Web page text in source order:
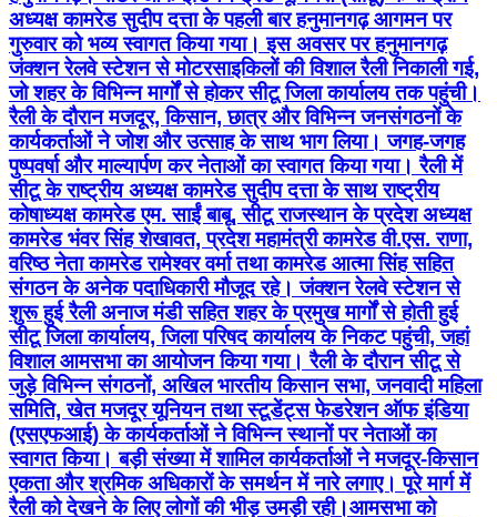
अध्यक्ष कामरेड सुदीप दत्ता के पहली बार हनुमानगढ़ आगमन पर
गुरुवार को भव्य स्वागत किया गया। इस अवसर पर हनुमानगढ़
जंक्शन रेलवे स्टेशन से मोटरसाइकिलों की विशाल रैली निकाली गई,
जो शहर के विभिन्न मार्गों से होकर सीटू जिला कार्यालय तक पहुंची।
रैली के दौरान मजदूर, किसान, छात्र और विभिन्न जनसंगठनों के
कार्यकर्ताओं ने जोश और उत्साह के साथ भाग लिया। जगह-जगह
पुष्पवर्षा और माल्यार्पण कर नेताओं का स्वागत किया गया। रैली में
सीटू के राष्ट्रीय अध्यक्ष कामरेड सुदीप दत्ता के साथ राष्ट्रीय
कोषाध्यक्ष कामरेड एम. साईं बाबू, सीटू राजस्थान के प्रदेश अध्यक्ष
कामरेड भंवर सिंह शेखावत, प्रदेश महामंत्री कामरेड वी.एस. राणा,
वरिष्ठ नेता कामरेड रामेश्वर वर्मा तथा कामरेड आत्मा सिंह सहित
संगठन के अनेक पदाधिकारी मौजूद रहे। जंक्शन रेलवे स्टेशन से
शुरू हुई रैली अनाज मंडी सहित शहर के प्रमुख मार्गों से होती हुई
सीटू जिला कार्यालय, जिला परिषद कार्यालय के निकट पहुंची, जहां
विशाल आमसभा का आयोजन किया गया। रैली के दौरान सीटू से
जुड़े विभिन्न संगठनों, अखिल भारतीय किसान सभा, जनवादी महिला
समिति, खेत मजदूर यूनियन तथा स्टूडेंट्स फेडरेशन ऑफ इंडिया
(एसएफआई) के कार्यकर्ताओं ने विभिन्न स्थानों पर नेताओं का
स्वागत किया। बड़ी संख्या में शामिल कार्यकर्ताओं ने मजदूर-किसान
एकता और श्रमिक अधिकारों के समर्थन में नारे लगाए। पूरे मार्ग में
रैली को देखने के लिए लोगों की भीड़ उमड़ी रही।आमसभा को